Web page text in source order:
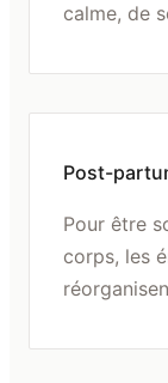
calme, de
Post-
Pour être
corps, les